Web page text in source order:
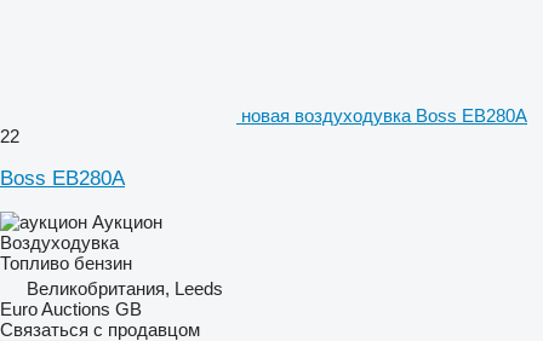
новая воздуходувка Boss EB280A
22
Boss EB280A
Аукцион
Воздуходувка
Топливо бензин
Великобритания, Leeds
Euro Auctions GB
Связаться с продавцом